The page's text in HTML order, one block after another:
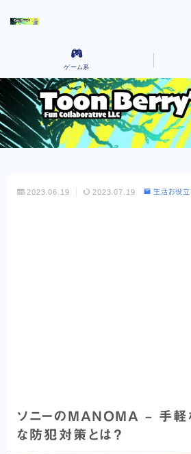
home
Ai lain spear head-気になる
Black cafeーゲーム動画をコー
コーヒーを飲みながら、さまざまなクリエ
ゲーム系
2023.06.19 2023.07.19 生活お役
ソニーのMANOMA – 手軽
な防犯対策とは？